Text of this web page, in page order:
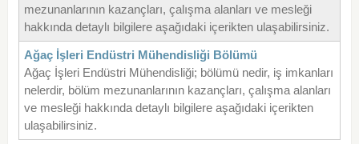
mezunanlarının kazançları, çalışma alanları ve mesleği
hakkında detaylı bilgilere aşağıdaki içerikten ulaşabilirsiniz.
Ağaç İşleri Endüstri Mühendisliği Bölümü
Ağaç İşleri Endüstri Mühendisliği; bölümü nedir, iş imkanları
nelerdir, bölüm mezunanlarının kazançları, çalışma alanları
ve mesleği hakkında detaylı bilgilere aşağıdaki içerikten
ulaşabilirsiniz.